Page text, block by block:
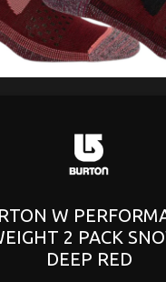
μεγέθυνση
W
2 PACK
DEEP RED